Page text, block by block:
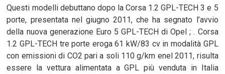
Questi modelli debuttano dopo la Corsa 1.2 GPL-TECH 3 e 5
porte, presentata nel giugno 2011, che ha segnato l’avvio
della nuova generazione Euro 5 GPL-TECH di Opel ; . Corsa
1.2 GPL-TECH tre porte eroga 61 kW/83 cv in modalità GPL
con emissioni di CO2 pari a soli 110 g/km enel 2011, risulta
essere la vettura alimentata a GPL più venduta in Italia